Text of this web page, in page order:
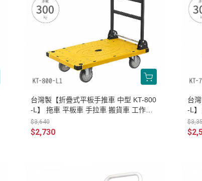
台灣製【折疊式平板手推車 中型 KT-800
-L】 拖車 平板車 手拉車 搬貨車 工作車
搬運車
$3,640
$2,730
台
-L】
搬運